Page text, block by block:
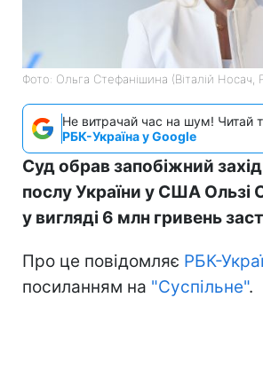
Фото: Ольга Стефанішина (Віталій Носач,
Не витрачай час на шум! Читай
РБК-Україна у Google
Суд обрав запобіжний
послу України у США Ользі
у вигляді 6 млн гривень
Про це повідомляє РБК-
посиланням на "Суспільне".